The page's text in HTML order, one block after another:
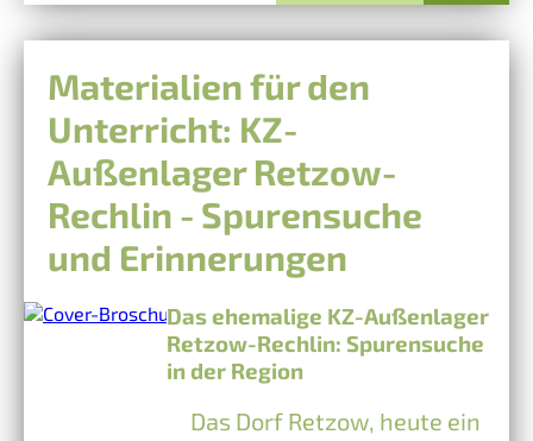
Materialien für den
Unterricht: KZ-
Außenlager Retzow-
Rechlin - Spurensuche
und Erinnerungen
Das ehemalige KZ-Außenlager
Retzow-Rechlin: Spurensuche
in der Region
Das Dorf Retzow, heute ein